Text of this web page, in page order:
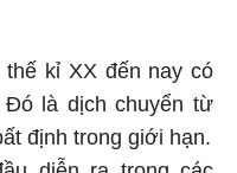
kỉ XX đến nay có
là dịch chuyển từ
định trong giới hạn.